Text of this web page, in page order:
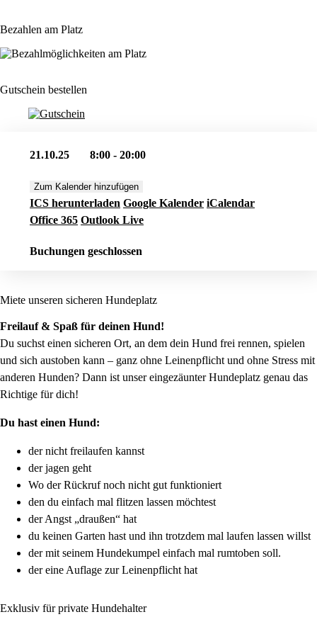
Bezahlen am Platz
Gutschein bestellen
21.10.25 8:00 - 20:00
Zum Kalender hinzufügen
ICS herunterladen Google Kalender iCalendar
Office 365 Outlook Live
Buchungen geschlossen
Miete unseren sicheren Hundeplatz
Freilauf & Spaß für deinen Hund!
Du suchst einen sicheren Ort, an dem dein Hund frei rennen, spielen
und sich austoben kann – ganz ohne Leinenpflicht und ohne Stress mit
anderen Hunden? Dann ist unser eingezäunter Hundeplatz genau das
Richtige für dich!
Du hast einen Hund:
der nicht freilaufen kannst
der jagen geht
Wo der Rückruf noch nicht gut funktioniert
den du einfach mal flitzen lassen möchtest
der Angst „draußen“ hat
du keinen Garten hast und ihn trotzdem mal laufen lassen willst
der mit seinem Hundekumpel einfach mal rumtoben soll.
der eine Auflage zur Leinenpflicht hat
Exklusiv für private Hundehalter